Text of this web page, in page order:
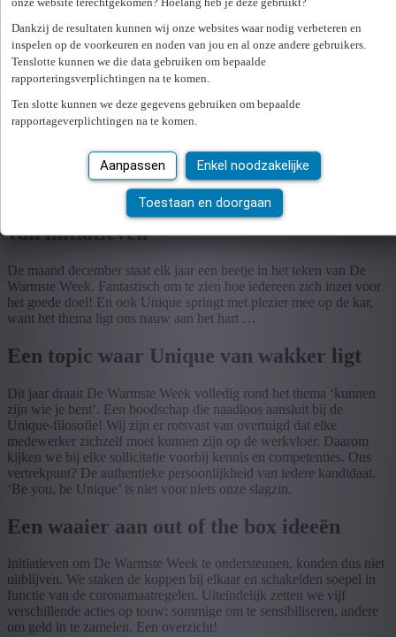
onze website terechtgekomen? Hoelang heb je deze gebruikt?
Dankzij de resultaten kunnen wij onze websites waar nodig verbeteren en
inspelen op de voorkeuren en noden van jou en al onze andere gebruikers.
Tenslotte kunnen we die data gebruiken om bepaalde
rapporteringsverplichtingen na te komen.
Ten slotte kunnen we deze gegevens gebruiken om bepaalde
rapportageverplichtingen na te komen.
Aanpassen Enkel noodzakelijke
Toestaan en doorgaan
Werving & Selectie
Preventie & Veiligheid
HR bibliotheek
Webinar bibliotheek
Aanmelden
Unique steunt De Warmste Week met tal
van initiatieven
De maand december staat elk jaar een beetje in het teken van De
Warmste Week. Fantastisch om te zien hoe iedereen zich inzet voor
het goede doel! En ook Unique springt met plezier mee op de kar,
want het thema ligt ons nauw aan het hart …
Een topic waar Unique van wakker ligt
Dit jaar draait De Warmste Week volledig rond het thema ‘kunnen
zijn wie je bent’. Een boodschap die naadloos aansluit bij de
Unique-filosofie! Wij zijn er rotsvast van overtuigd dat elke
medewerker zichzelf moet kunnen zijn op de werkvloer. Daarom
kijken we bij elke sollicitatie voorbij kennis en competenties. Ons
vertrekpunt? De authentieke persoonlijkheid van iedere kandidaat.
‘Be you, be Unique’ is niet voor niets onze slagzin.
Een waaier aan out of the box ideeën
Initiatieven om De Warmste Week te ondersteunen, konden dus niet
uitblijven. We staken de koppen bij elkaar en schakelden soepel in
functie van de coronamaatregelen. Uiteindelijk zetten we vijf
verschillende acties op touw: sommige om te sensibiliseren, andere
om geld in te zamelen. Een overzicht!